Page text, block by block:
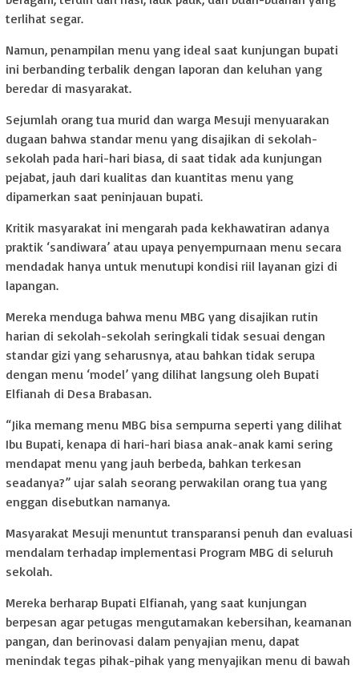
terlihat segar.
Namun, penampilan menu yang ideal saat kunjungan bupati
ini berbanding terbalik dengan laporan dan keluhan yang
beredar di masyarakat.
Sejumlah orang tua murid dan warga Mesuji menyuarakan
dugaan bahwa standar menu yang disajikan di sekolah-
sekolah pada hari-hari biasa, di saat tidak ada kunjungan
pejabat, jauh dari kualitas dan kuantitas menu yang
dipamerkan saat peninjauan bupati.
Kritik masyarakat ini mengarah pada kekhawatiran adanya
praktik ‘sandiwara’ atau upaya penyempurnaan menu secara
mendadak hanya untuk menutupi kondisi riil layanan gizi di
lapangan.
Mereka menduga bahwa menu MBG yang disajikan rutin
harian di sekolah-sekolah seringkali tidak sesuai dengan
standar gizi yang seharusnya, atau bahkan tidak serupa
dengan menu ‘model’ yang dilihat langsung oleh Bupati
Elfianah di Desa Brabasan.
“Jika memang menu MBG bisa sempurna seperti yang dilihat
Ibu Bupati, kenapa di hari-hari biasa anak-anak kami sering
mendapat menu yang jauh berbeda, bahkan terkesan
seadanya?” ujar salah seorang perwakilan orang tua yang
enggan disebutkan namanya.
Masyarakat Mesuji menuntut transparansi penuh dan evaluasi
mendalam terhadap implementasi Program MBG di seluruh
sekolah.
Mereka berharap Bupati Elfianah, yang saat kunjungan
berpesan agar petugas mengutamakan kebersihan, keamanan
pangan, dan berinovasi dalam penyajian menu, dapat
menindak tegas pihak-pihak yang menyajikan menu di bawah